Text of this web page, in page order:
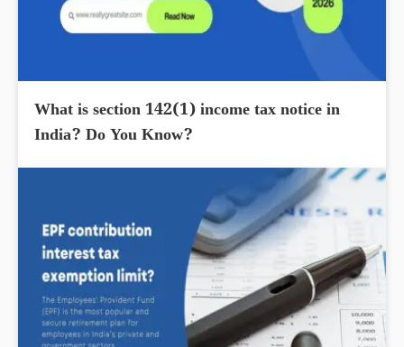
What is section 142(1) income tax notice in
India? Do You Know?